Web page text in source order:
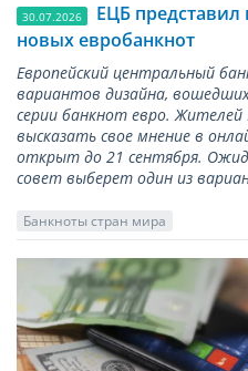
30.07.2026
ЕЦБ
новых евробанкнот
Европейский центральный
вариантов дизайна,
серии банкнот евро.
высказать свое мнение в
открыт до 21 сентября.
совет выберет один из
Банкноты стран мира